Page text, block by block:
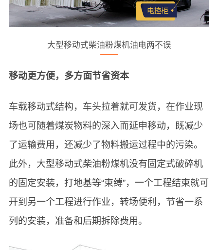
大型移动式柴油粉煤机油电两不误
移动更方便，多方面节省资本
车载移动式结构，车头拉着就可发货，在作业现
场也可随着煤炭物料的深入而延申移动，既减少
了运输费用，还减少了物料搬运过程中的污染。
此外，大型移动式柴油粉煤机没有固定式破碎机
的固定安装，打地基等“束缚”，一个工程结束就可
开到另一个工程进行作业，转场便利，节省一系
列的安装，准备和后期拆除费用。